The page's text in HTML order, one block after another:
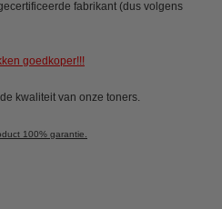
fabrikant (dus volgens
goedkoper!!!
kwaliteit van onze toners.
100% garantie.